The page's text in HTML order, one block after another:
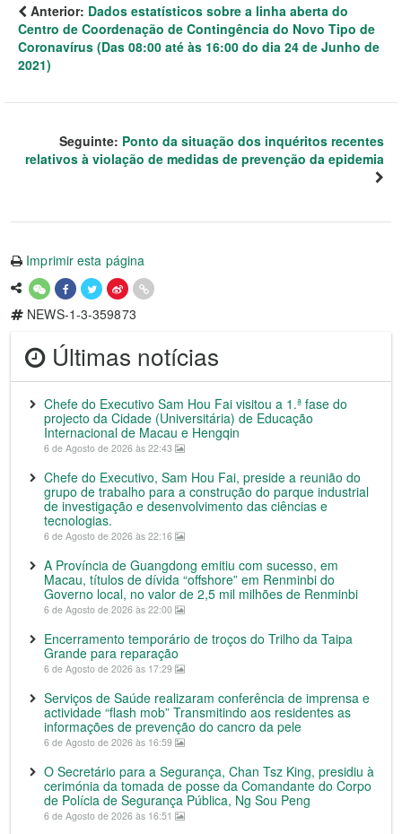
Anterior: Dados estatísticos sobre a linha aberta do
Centro de Coordenação de Contingência do Novo Tipo de
Coronavírus (Das 08:00 até às 16:00 do dia 24 de Junho de
2021)
Seguinte: Ponto da situação dos inquéritos recentes
relativos à violação de medidas de prevenção da epidemia
Imprimir esta página
NEWS-1-3-359873
Últimas notícias
Chefe do Executivo Sam Hou Fai visitou a 1.ª fase do
projecto da Cidade (Universitária) de Educação
Internacional de Macau e Hengqin
6 de Agosto de 2026 às 22:43
Chefe do Executivo, Sam Hou Fai, preside a reunião do
grupo de trabalho para a construção do parque industrial
de investigação e desenvolvimento das ciências e
tecnologias.
6 de Agosto de 2026 às 22:16
A Província de Guangdong emitiu com sucesso, em
Macau, títulos de dívida “offshore” em Renminbi do
Governo local, no valor de 2,5 mil milhões de Renminbi
6 de Agosto de 2026 às 22:00
Encerramento temporário de troços do Trilho da Taipa
Grande para reparação
6 de Agosto de 2026 às 17:29
Serviços de Saúde realizaram conferência de imprensa e
actividade “flash mob” Transmitindo aos residentes as
informações de prevenção do cancro da pele
6 de Agosto de 2026 às 16:59
O Secretário para a Segurança, Chan Tsz King, presidiu à
cerimónia da tomada de posse da Comandante do Corpo
de Polícia de Segurança Pública, Ng Sou Peng
6 de Agosto de 2026 às 16:51